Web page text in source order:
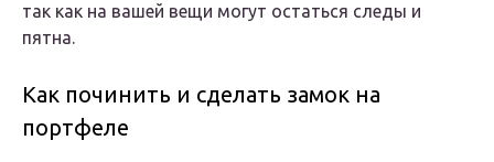
так как на вашей вещи могут остаться следы и
пятна.
Как починить и сделать замок на
портфеле